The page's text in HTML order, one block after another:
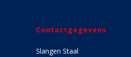
Contactgegevens
Slangen Staal